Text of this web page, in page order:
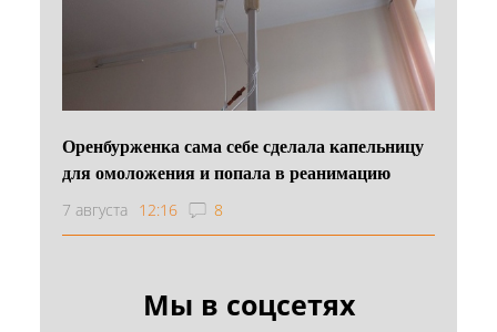
Оренбурженка сама себе сделала капельницу
для омоложения и попала в реанимацию
7 августа 12:16 8
Мы в соцсетях